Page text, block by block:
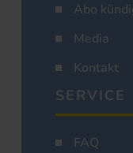
Abo
Media
Kontakt
SERVICE
FAQ